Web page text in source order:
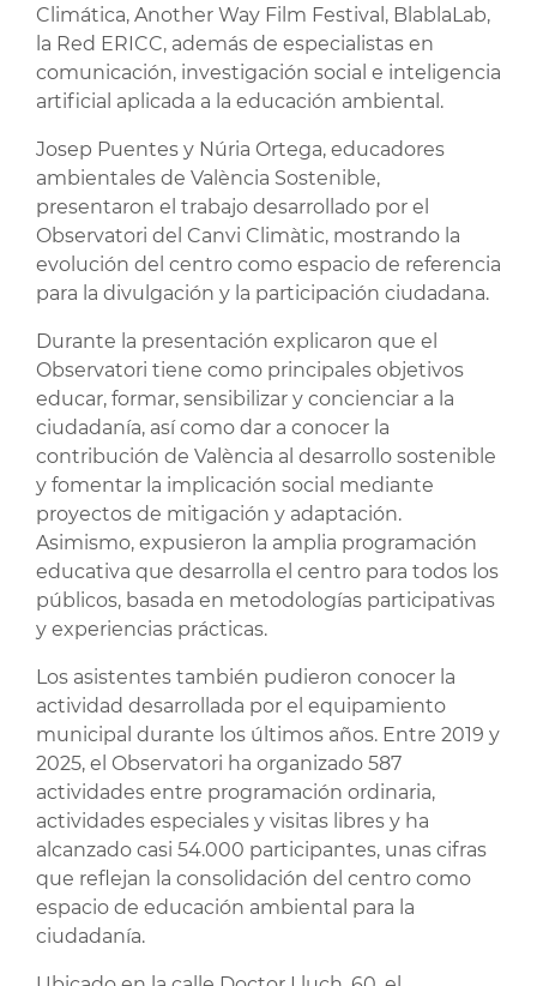
Climática, Another Way Film Festival, BlablaLab,
la Red ERICC, además de especialistas en
comunicación, investigación social e inteligencia
artificial aplicada a la educación ambiental.
Josep Puentes y Núria Ortega, educadores
ambientales de València Sostenible,
presentaron el trabajo desarrollado por el
Observatori del Canvi Climàtic, mostrando la
evolución del centro como espacio de referencia
para la divulgación y la participación ciudadana.
Durante la presentación explicaron que el
Observatori tiene como principales objetivos
educar, formar, sensibilizar y concienciar a la
ciudadanía, así como dar a conocer la
contribución de València al desarrollo sostenible
y fomentar la implicación social mediante
proyectos de mitigación y adaptación.
Asimismo, expusieron la amplia programación
educativa que desarrolla el centro para todos los
públicos, basada en metodologías participativas
y experiencias prácticas.
Los asistentes también pudieron conocer la
actividad desarrollada por el equipamiento
municipal durante los últimos años. Entre 2019 y
2025, el Observatori ha organizado 587
actividades entre programación ordinaria,
actividades especiales y visitas libres y ha
alcanzado casi 54.000 participantes, unas cifras
que reflejan la consolidación del centro como
espacio de educación ambiental para la
ciudadanía.